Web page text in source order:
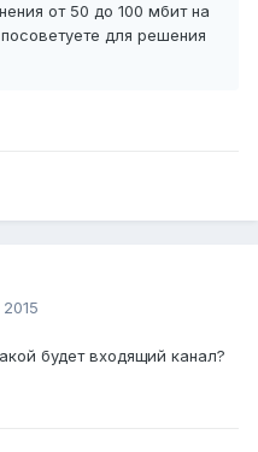
от 50 до 100 мбит на
для решения
будет входящий канал?